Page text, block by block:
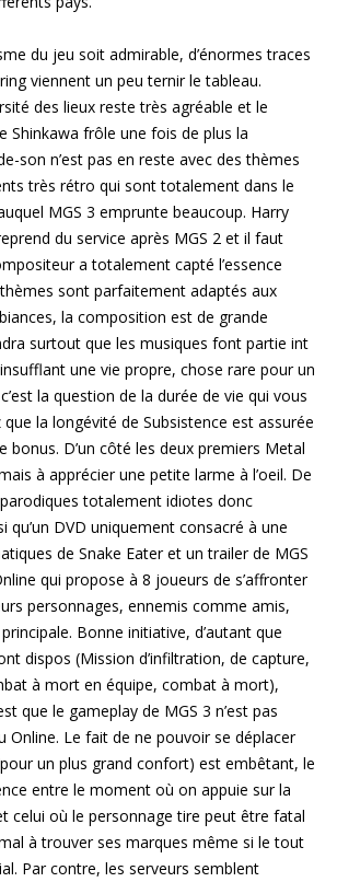
du jeu soit admirable, d’énormes traces
viennent un peu ternir le tableau.
des lieux reste très agréable et le
Shinkawa frôle une fois de plus la
son n’est pas en reste avec des thèmes
très rétro qui sont totalement dans le
MGS 3 emprunte beaucoup. Harry
du service après MGS 2 et il faut
a totalement capté l’essence
sont parfaitement adaptés aux
la composition est de grande
surtout que les musiques font partie int
une vie propre, chose rare pour un
la question de la durée de vie qui vous
la longévité de Subsistence est assurée
bonus. D’un côté les deux premiers Metal
à apprécier une petite larme à l’oeil. De
totalement idiotes donc
qu’un DVD uniquement consacré à une
de Snake Eater et un trailer de MGS
qui propose à 8 joueurs de s’affronter
personnages, ennemis comme amis,
Bonne initiative, d’autant que
dispos (Mission d’infiltration, de capture,
à mort en équipe, combat à mort),
que le gameplay de MGS 3 n’est pas
Online. Le fait de ne pouvoir se déplacer
un plus grand confort) est embêtant, le
entre le moment où on appuie sur la
celui où le personnage tire peut être fatal
à trouver ses marques même si le tout
Par contre, les serveurs semblent